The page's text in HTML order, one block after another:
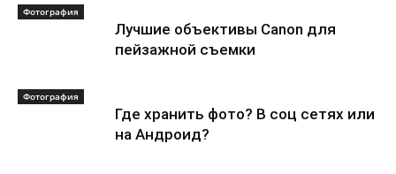
Фотография
Лучшие объективы Canon для
пейзажной съемки
Фотография
Где хранить фото? В соц сетях или
на Андроид?